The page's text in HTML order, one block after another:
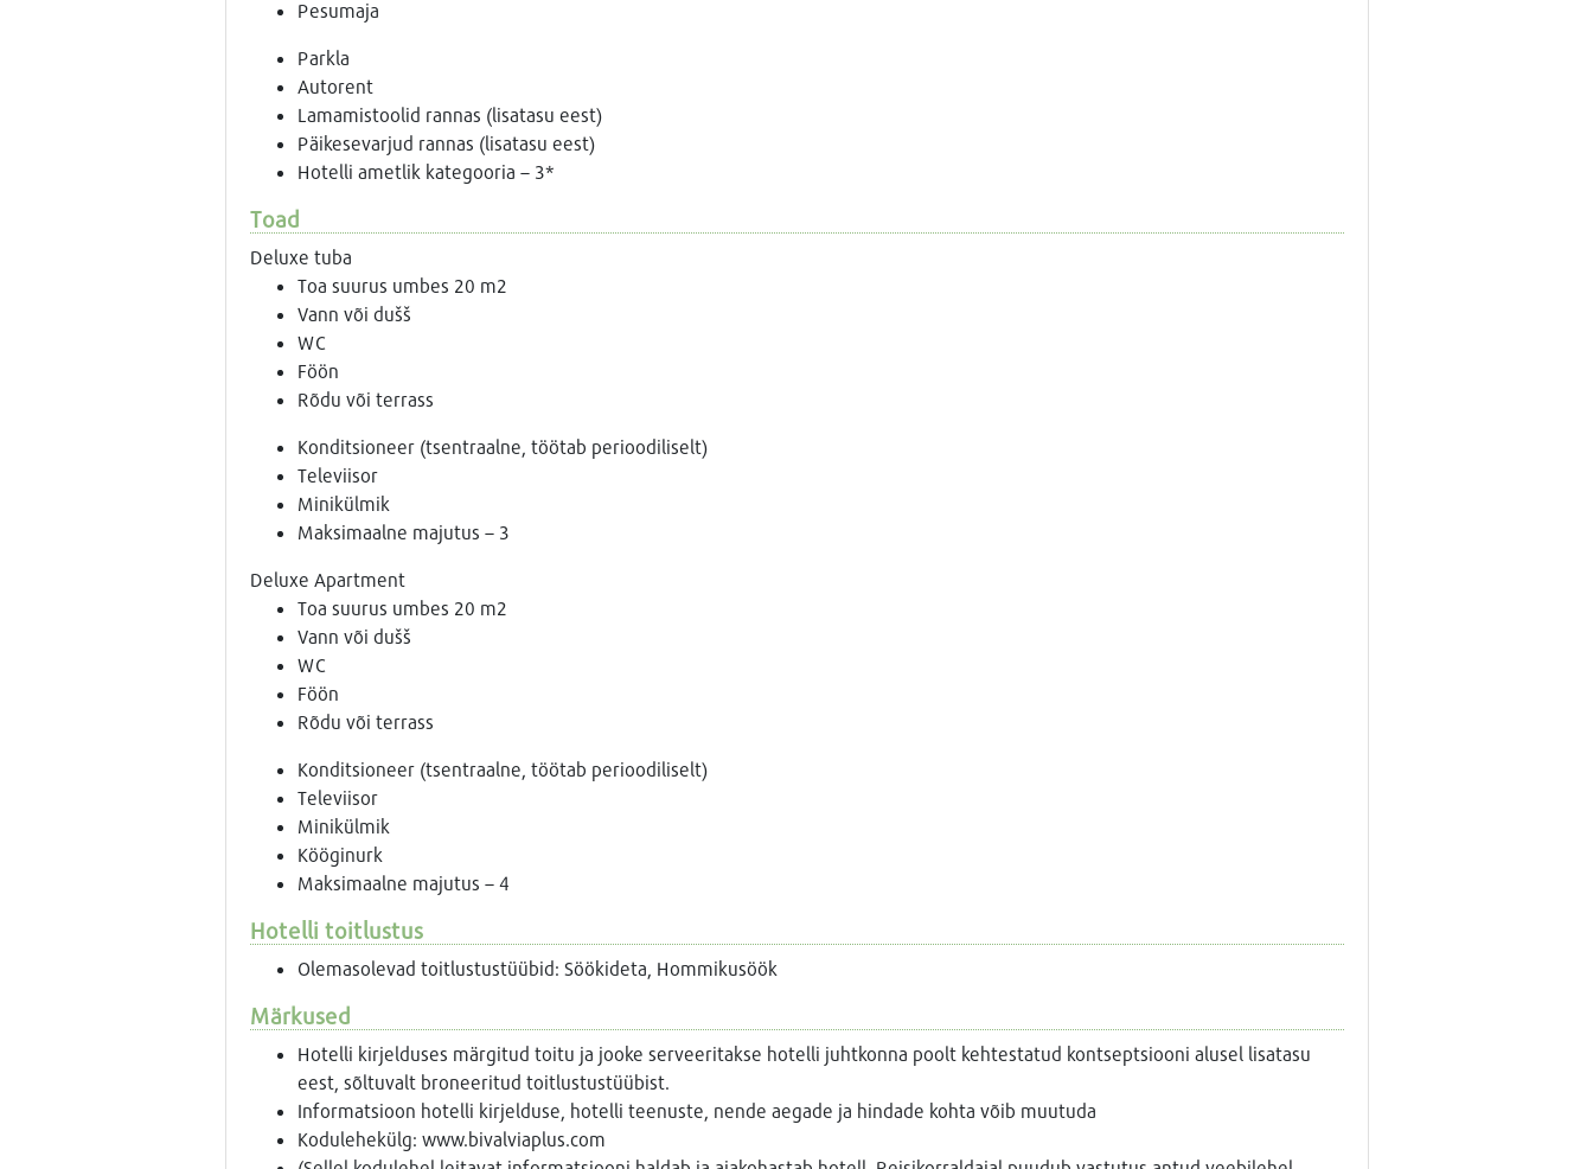
Pesumaja
Parkla
Autorent
Lamamistoolid rannas (lisatasu eest)
Päikesevarjud rannas (lisatasu eest)
Hotelli ametlik kategooria – 3*
Toad
Deluxe tuba
Toa suurus umbes 20 m2
Vann või dušš
WC
Föön
Rõdu või terrass
Konditsioneer (tsentraalne, töötab perioodiliselt)
Televiisor
Minikülmik
Maksimaalne majutus – 3
Deluxe Apartment
Toa suurus umbes 20 m2
Vann või dušš
WC
Föön
Rõdu või terrass
Konditsioneer (tsentraalne, töötab perioodiliselt)
Televiisor
Minikülmik
Kööginurk
Maksimaalne majutus – 4
Hotelli toitlustus
Olemasolevad toitlustustüübid: Söökideta, Hommikusöök
Märkused
Hotelli kirjelduses märgitud toitu ja jooke serveeritakse hotelli juhtkonna poolt kehtestatud kontseptsiooni alusel lisatasu
eest, sõltuvalt broneeritud toitlustustüübist.
Informatsioon hotelli kirjelduse, hotelli teenuste, nende aegade ja hindade kohta võib muutuda
Kodulehekülg: www.bivalviaplus.com